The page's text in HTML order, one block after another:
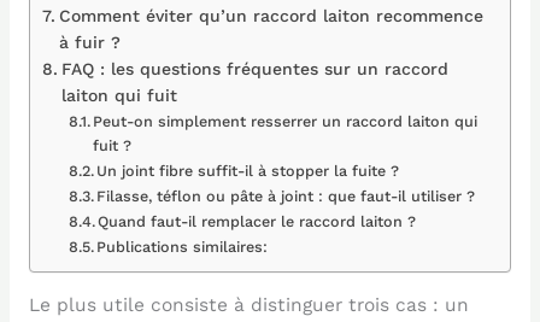
Comment éviter qu’un raccord laiton recommence
à fuir ?
FAQ : les questions fréquentes sur un raccord
laiton qui fuit
Peut-on simplement resserrer un raccord laiton qui
fuit ?
Un joint fibre suffit-il à stopper la fuite ?
Filasse, téflon ou pâte à joint : que faut-il utiliser ?
Quand faut-il remplacer le raccord laiton ?
Publications similaires:
Le plus utile consiste à distinguer trois cas : un